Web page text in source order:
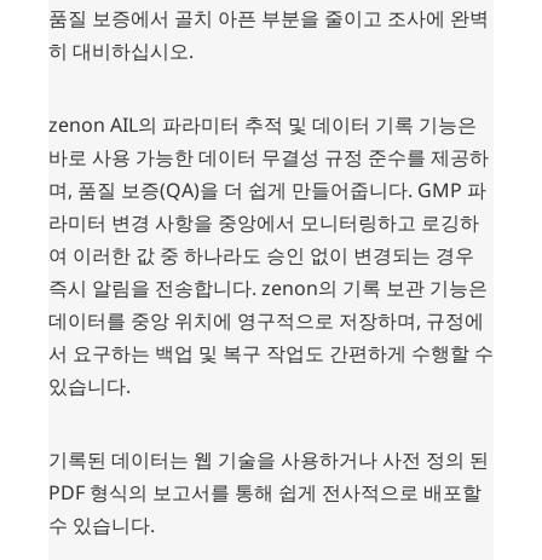
품질 보증에서 골치 아픈 부분을 줄이고 조사에 완벽
히 대비하십시오.
zenon AIL의 파라미터 추적 및 데이터 기록 기능은
바로 사용 가능한 데이터 무결성 규정 준수를 제공하
며, 품질 보증(QA)을 더 쉽게 만들어줍니다. GMP 파
라미터 변경 사항을 중앙에서 모니터링하고 로깅하
여 이러한 값 중 하나라도 승인 없이 변경되는 경우
즉시 알림을 전송합니다. zenon의 기록 보관 기능은
데이터를 중앙 위치에 영구적으로 저장하며, 규정에
서 요구하는 백업 및 복구 작업도 간편하게 수행할 수
있습니다.
기록된 데이터는 웹 기술을 사용하거나 사전 정의 된
PDF 형식의 보고서를 통해 쉽게 전사적으로 배포할
수 있습니다.